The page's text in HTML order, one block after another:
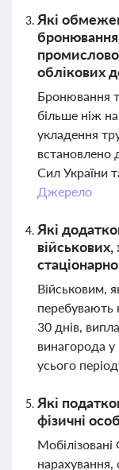
Які
бронювання
облікових
Бронювання
більше ніж
укладення
встановлено
Сил України
Джерело
Які
Військовим,
перебувають
30 днів,
винагорода у
усього
Які
фізичні
нарахування,